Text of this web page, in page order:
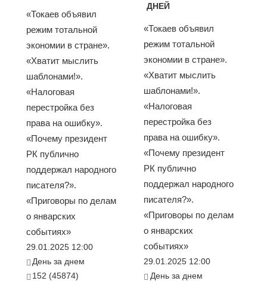
«Токаев объявил
режим тотальной
экономии в стране».
«Хватит мыслить
шаблонами!».
«Налоговая
перестройка без
права на ошибку».
«Почему президент
РК публично
поддержал народного
писателя?».
«Приговоры по делам
о январских
событиях»
29.01.2025 12:00
День за днем
152 (45874)
ДНЕЙ
«Токаев объявил
режим тотальной
экономии в стране».
«Хватит мыслить
шаблонами!».
«Налоговая
перестройка без
права на ошибку».
«Почему президент
РК публично
поддержал народного
писателя?».
«Приговоры по делам
о январских
событиях»
29.01.2025 12:00
День за днем